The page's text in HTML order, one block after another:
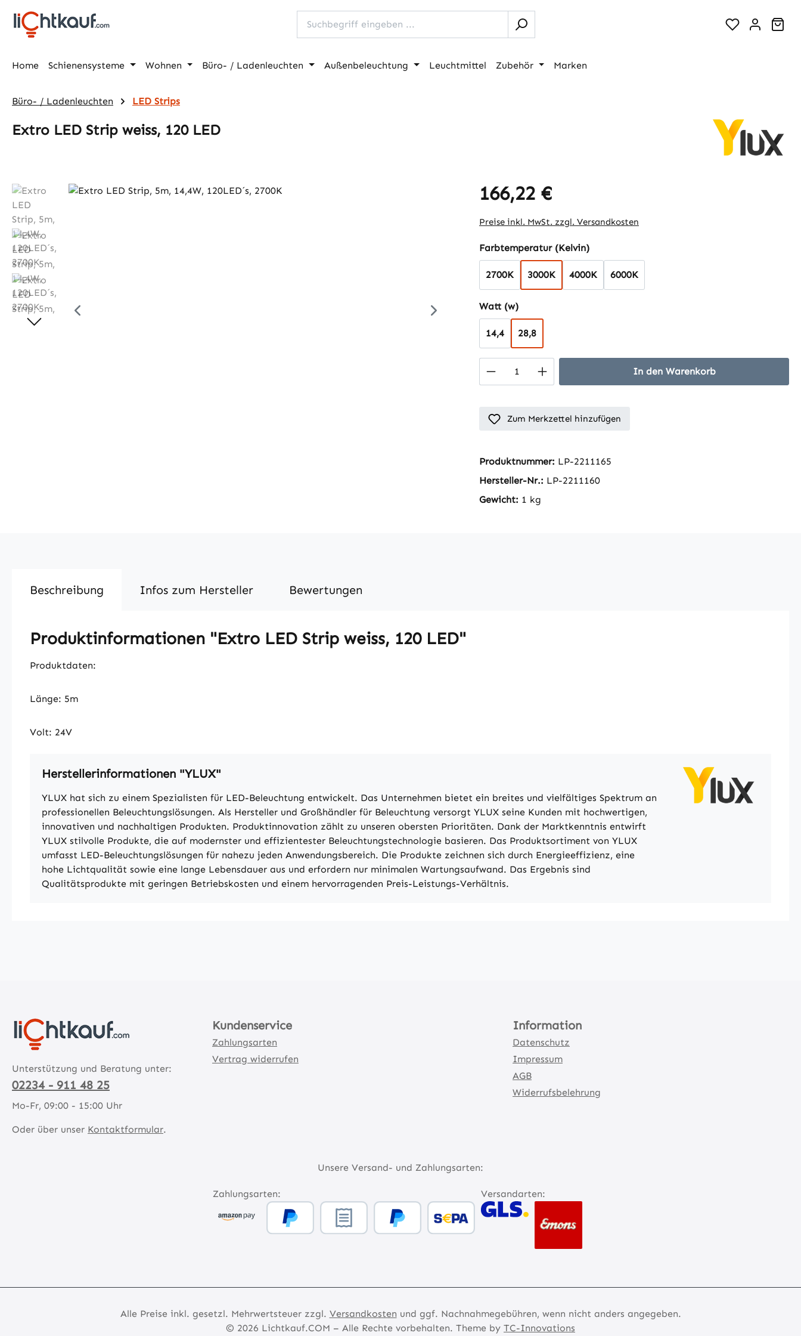
Hauptinhalt springen
Zur Suche springen
Zur Hauptnavigation springen
Home Schienensysteme Wohnen Büro- / Ladenleuchten Außenbeleuchtung Leuchtmittel Zubehör Marken
Büro- / Ladenleuchten LED Strips
Extro LED Strip weiss, 120 LED
Bildergalerie überspringen Regulärer Preis:
166,22 €
Preise inkl. MwSt. zzgl. Versandkosten
Farbtemperatur (Kelvin)auswählen
2700K 3000K 4000K 6000K
Watt (w)auswählen
14,4 28,8
Produkt Anzahl: Gib den gewünschten Wert
In den Warenkorb
Zum Merkzettel hinzufügen
Produktnummer: LP-2211165
Hersteller-Nr.: LP-2211160
Gewicht: 1 kg
Beschreibung Infos zum Hersteller Bewertungen
Produktinformationen "Extro LED Strip weiss, 120 LED"
Produktdaten:
Länge: 5m
Volt: 24V
Herstellerinformationen "YLUX"
YLUX hat sich zu einem Spezialisten für LED-Beleuchtung entwickelt. Das Unternehmen bietet ein breites und vielfältiges Spektrum an
professionellen Beleuchtungslösungen. Als Hersteller und Großhändler für Beleuchtung versorgt YLUX seine Kunden mit hochwertigen,
innovativen und nachhaltigen Produkten. Produktinnovation zählt zu unseren obersten Prioritäten. Dank der Marktkenntnis entwirft
YLUX stilvolle Produkte, die auf modernster und effizientester Beleuchtungstechnologie basieren. Das Produktsortiment von YLUX
umfasst LED-Beleuchtungslösungen für nahezu jeden Anwendungsbereich. Die Produkte zeichnen sich durch Energieeffizienz, eine
hohe Lichtqualität sowie eine lange Lebensdauer aus und erfordern nur minimalen Wartungsaufwand. Das Ergebnis sind
Qualitätsprodukte mit geringen Betriebskosten und einem hervorragenden Preis-Leistungs-Verhältnis.
Unterstützung und Beratung unter:
02234 - 911 48 25
Mo-Fr, 09:00 - 15:00 Uhr
Oder über unser Kontaktformular.
Kundenservice
Zahlungsarten
Vertrag widerrufen
Information
Datenschutz
Impressum
AGB
Widerrufsbelehrung
Unsere Versand- und Zahlungsarten:
Zahlungsarten: Versandarten:
Alle Preise inkl. gesetzl. Mehrwertsteuer zzgl. Versandkosten und ggf. Nachnahmegebühren, wenn nicht anders angegeben.
© 2026 Lichtkauf.COM – Alle Rechte vorbehalten. Theme by TC-Innovations